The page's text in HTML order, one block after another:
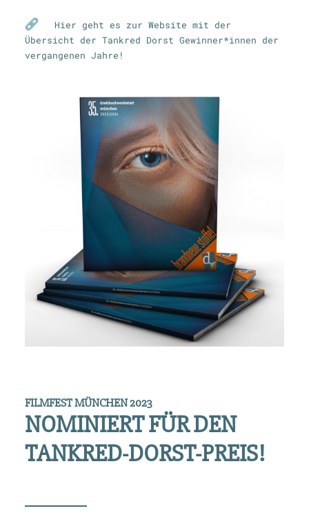
Hier geht es zur Website mit der
Übersicht der Tankred Dorst Gewinner*innen der
vergangenen Jahre!
FILMFEST MÜNCHEN 2023
NOMINIERT FÜR DEN
TANKRED-DORST-PREIS!